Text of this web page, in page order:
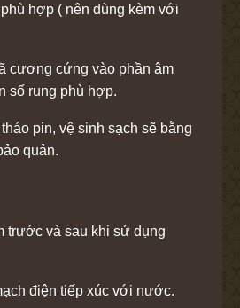
hợp ( nên dùng kèm với
cương cứng vào phần âm
số rung phù hợp.
pin, vệ sinh sạch sẽ bằng
quản.
trước và sau khi sử dụng
điện tiếp xúc với nước.